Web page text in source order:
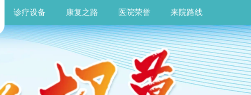
诊疗设备 康复之路 医院荣誉 来院路线